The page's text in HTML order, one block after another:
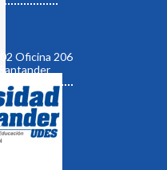
Oficina 206